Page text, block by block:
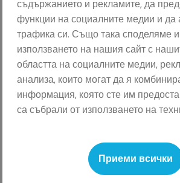
искате да регистрирате един
участници, моля използвайте
РЕГИСТРАЦИЯ
съдържанието и рекламите, да
функции на социалните медии и да
трафика си. Също така споделяме
използването на нашия сайт с
областта на социалните медии,
анализа, които могат да я
информация, която сте им
са събрали от използването на
Приеми всички